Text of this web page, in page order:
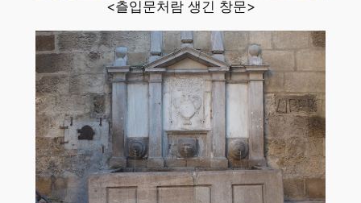
<츨입문처람 생긴 창문>